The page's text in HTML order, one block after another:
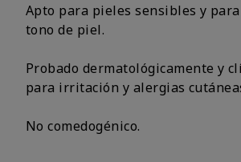
Apto para pieles sensibles y
tono de piel.
Probado dermatológicamente y
para irritación y alergias
No comedogénico.